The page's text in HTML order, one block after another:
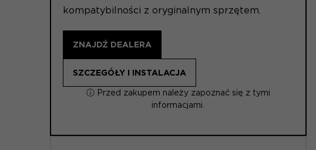
kompatybilności z oryginalnym sprzętem.
ZNAJDŹ DEALERA
SZCZEGÓŁY I INSTALACJA
ⓘ Przed zakupem należy zapoznać się z tymi
informacjami.